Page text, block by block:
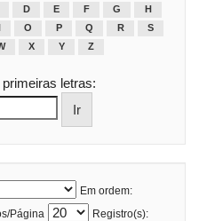
D E F G
H
O P Q R
S
X Y Z
letras:
Em ordem:
Página
Registro(s):